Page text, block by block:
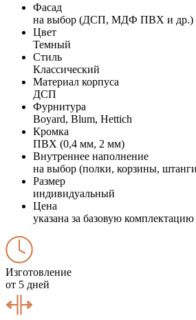
Фасад
на выбор (ДСП, МДФ ПВХ и др.)
Цвет
Темный
Стиль
Классический
Материал корпуса
ДСП
Фурнитура
Boyard, Blum, Hettich
Кромка
ПВХ (0,4 мм, 2 мм)
Внутреннее наполнение
на выбор (полки, корзины,
Размер
индивидуальный
Цена
указана за базовую комплектацию
Изготовление
от 5 дней